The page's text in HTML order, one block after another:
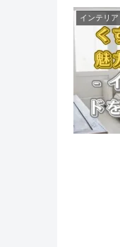
インテリア